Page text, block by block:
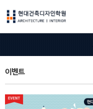
이벤트